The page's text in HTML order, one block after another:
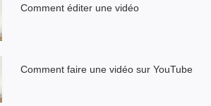
Comment éditer une vidéo
Comment faire une vidéo sur YouTube